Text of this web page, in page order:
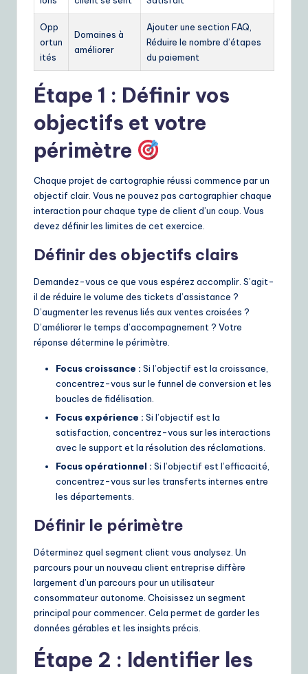
Opp
ortun
ités
Domaines à
améliorer
Ajouter une section FAQ,
Réduire le nombre d’étapes
du paiement
Étape 1 : Définir vos
objectifs et votre
périmètre
Chaque projet de cartographie réussi commence par un
objectif clair. Vous ne pouvez pas cartographier chaque
interaction pour chaque type de client d’un coup. Vous
devez définir les limites de cet exercice.
Définir des objectifs clairs
Demandez-vous ce que vous espérez accomplir. S’agit-
il de réduire le volume des tickets d’assistance ?
D’augmenter les revenus liés aux ventes croisées ?
D’améliorer le temps d’accompagnement ? Votre
réponse détermine le périmètre.
Focus croissance : Si l’objectif est la croissance,
concentrez-vous sur le funnel de conversion et les
boucles de fidélisation.
Focus expérience : Si l’objectif est la
satisfaction, concentrez-vous sur les interactions
avec le support et la résolution des réclamations.
Focus opérationnel : Si l’objectif est l’efficacité,
concentrez-vous sur les transferts internes entre
les départements.
Définir le périmètre
Déterminez quel segment client vous analysez. Un
parcours pour un nouveau client entreprise diffère
largement d’un parcours pour un utilisateur
consommateur autonome. Choisissez un segment
principal pour commencer. Cela permet de garder les
données gérables et les insights précis.
Étape 2 : Identifier les